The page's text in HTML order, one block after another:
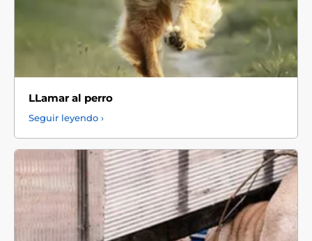
LLamar al perro
Seguir leyendo ›